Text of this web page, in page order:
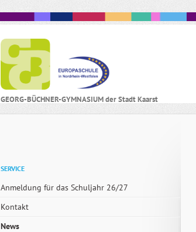
GEORG-BÜCHNER-GYMNASIUM der Stadt KaarstNavigation
Navigation
SERVICE
Anmeldung für das Schuljahr 26/27
Kontakt
News